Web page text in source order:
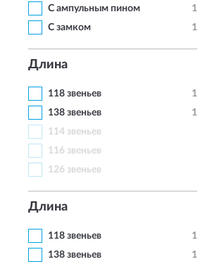
С ампульным пином
1
С замком
1
Длинa
118 звеньев
1
138 звеньев
1
114 звеньев
116 звеньев
126 звеньев
Длина
118 звеньев
1
138 звеньев
1